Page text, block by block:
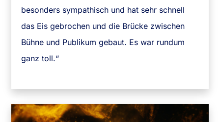
besonders sympathisch und hat sehr schnell
das Eis gebrochen und die Brücke zwischen
Bühne und Publikum gebaut. Es war rundum
ganz toll.“